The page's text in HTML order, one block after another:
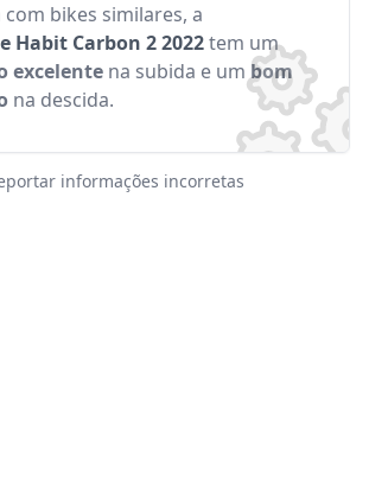
bikes similares, a
Habit Carbon 2 2022tem um
excelente na subida e um bom
na descida.
informações incorretas